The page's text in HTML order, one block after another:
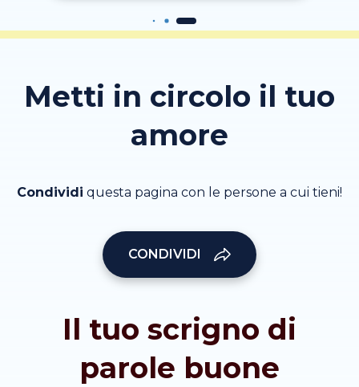
Metti in circolo il tuo
amore
Condividi questa pagina con le persone a cui tieni!
CONDIVIDI
Il tuo scrigno di
parole buone